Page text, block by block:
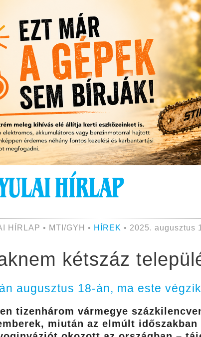
HÍRLAP • MTI/GYH • HÍREK • 2025. augusztus
kétszáz
augusztus 18-án, ma este
tizenhárom vármegye
miután az elmúlt